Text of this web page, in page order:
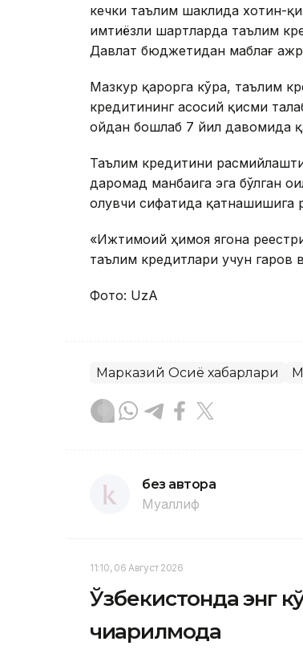
кечки таълим шаклида хотин-
имтиёзли шартларда таълим
Давлат бюджетидан маблағ
Мазкур қарорга кўра, таълим
кредитининг асосий қисми
ойдан бошлаб 7 йил давомида
Таълим кредитини
даромад манбаига эга бўлган
олувчи сифатида қатнашишига
«Ижтимоий ҳимоя ягона
таълим кредитлари учун гаров
Фото: UzA
Марказий Осиё хабарлари
без автора
Муаллиф
11:10, 06 Август 2026
Ўзбекистонда энг
чиқарилмоқда